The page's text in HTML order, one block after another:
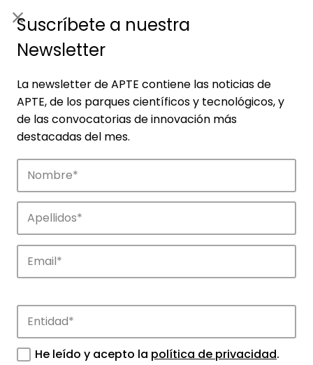
Noticias
Conoce las noticias más destacadas de
APTE y sus parques científicos y
tecnológicos.
Suscríbete a nuestra
Newsletter
La newsletter de APTE contiene las noticias de
APTE, de los parques científicos y tecnológicos, y
de las convocatorias de innovación más
destacadas del mes.
He leído y acepto la política de privacidad.